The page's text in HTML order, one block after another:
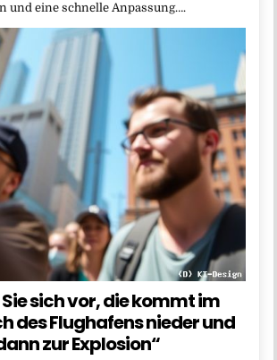
und eine schnelle Anpassung….
sich vor, die kommt im
des Flughafens nieder und
zur Explosion“